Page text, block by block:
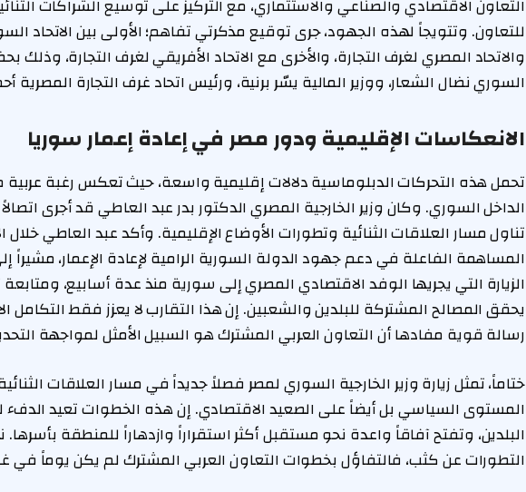
التعاون الاقتصادي والصناعي والاستثماري، مع التركيز على توسيع الشراكات
للتعاون. وتتويجاً لهذه الجهود، جرى توقيع مذكرتي تفاهم؛ الأولى بين الاتحاد
والاتحاد المصري لغرف التجارة، والأخرى مع الاتحاد الأفريقي لغرف التجارة، وذلك
السوري نضال الشعار، ووزير المالية يسّر برنية، ورئيس اتحاد غرف التجارة المصرية
الانعكاسات الإقليمية ودور مصر في إعادة إعمار سوريا
تحمل هذه التحركات الدبلوماسية دلالات إقليمية واسعة، حيث تعكس رغبة عربية
الداخل السوري. وكان وزير الخارجية المصري الدكتور بدر عبد العاطي قد أجرى
تناول مسار العلاقات الثنائية وتطورات الأوضاع الإقليمية. وأكد عبد العاطي
المساهمة الفاعلة في دعم جهود الدولة السورية الرامية لإعادة الإعمار، مشيراً
الزيارة التي يجريها الوفد الاقتصادي المصري إلى سورية منذ عدة أسابيع، ومتابعة
يحقق المصالح المشتركة للبلدين والشعبين. إن هذا التقارب لا يعزز فقط التكامل
رسالة قوية مفادها أن التعاون العربي المشترك هو السبيل الأمثل لمواجهة
ختاماً، تمثل زيارة وزير الخارجية السوري لمصر فصلاً جديداً في مسار العلاقات
المستوى السياسي بل أيضاً على الصعيد الاقتصادي. إن هذه الخطوات تعيد الدفء
البلدين، وتفتح آفاقاً واعدة نحو مستقبل أكثر استقراراً وازدهاراً للمنطقة
التطورات عن كثب، فالتفاؤل بخطوات التعاون العربي المشترك لم يكن يوماً في